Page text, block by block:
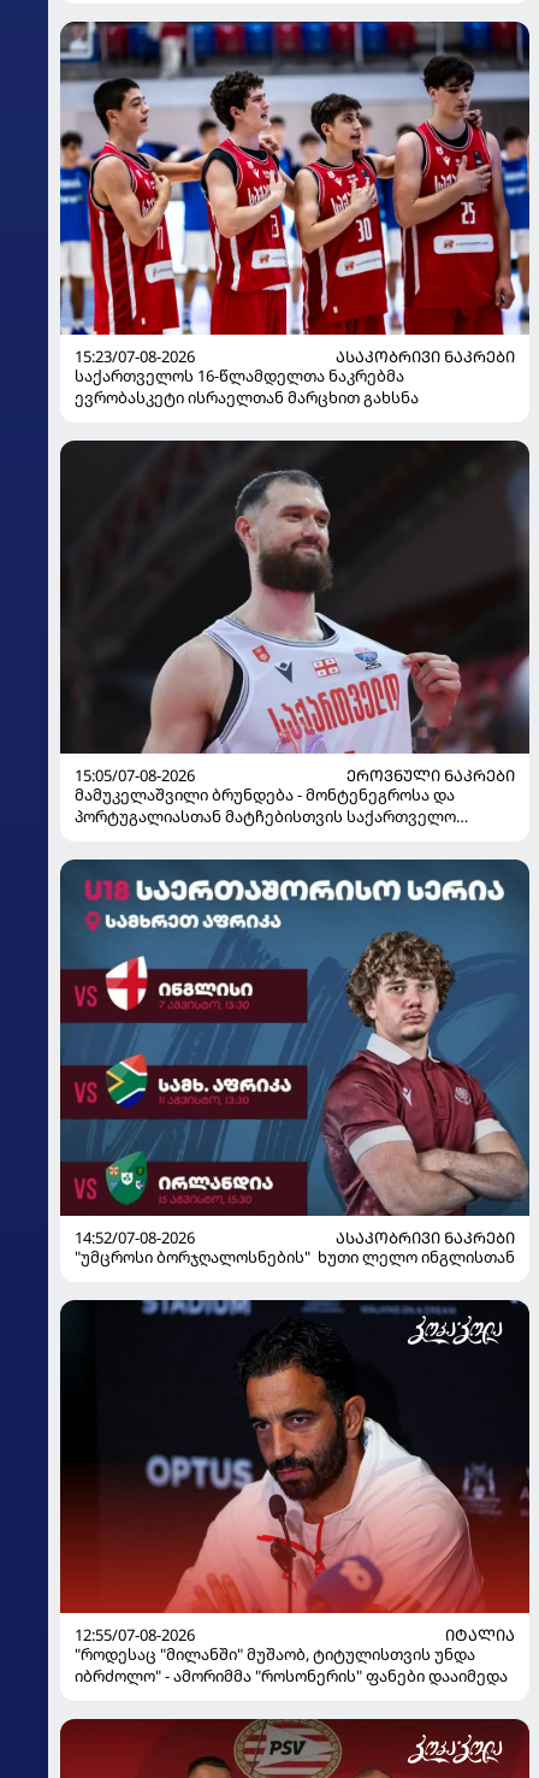
15:23/07-08-2026
ᲐᲡᲐᲙᲝᲑᲠᲘᲕᲘ ᲜᲐᲙᲠᲔᲑᲘ
საქართველოს 16-წლამდელთა ნაკრებმა
ევრობასკეტი ისრაელთან მარცხით გახსნა
15:05/07-08-2026
ᲔᲠᲝᲕᲜᲣᲚᲘ ᲜᲐᲙᲠᲔᲑᲘ
მამუკელაშვილი ბრუნდება - მონტენეგროსა და
პორტუგალიასთან მატჩებისთვის საქართველო
14:52/07-08-2026
ᲐᲡᲐᲙᲝᲑᲠᲘᲕᲘ ᲜᲐᲙᲠᲔᲑᲘ
"უმცროსი ბორჯღალოსნების" ხუთი ლელო ინგლისთან
12:55/07-08-2026
ᲘᲢᲐᲚᲘᲐ
"როდესაც "მილანში" მუშაობ, ტიტულისთვის უნდა
იბრძოლო" - ამორიმმა "როსონერის" ფანები დააიმედა